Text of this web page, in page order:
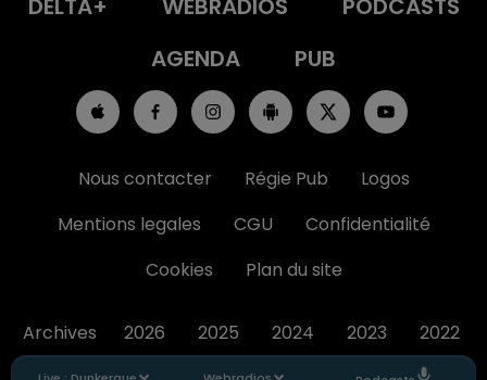
DELTA+
WEBRADIOS
PODCASTS
AGENDA
PUB
Nous contacter Régie Pub
Logos
Mentions legales
CGU
Confidentialité
Cookies
Plan du site
Archives 2026 2025 2024 2023 2022